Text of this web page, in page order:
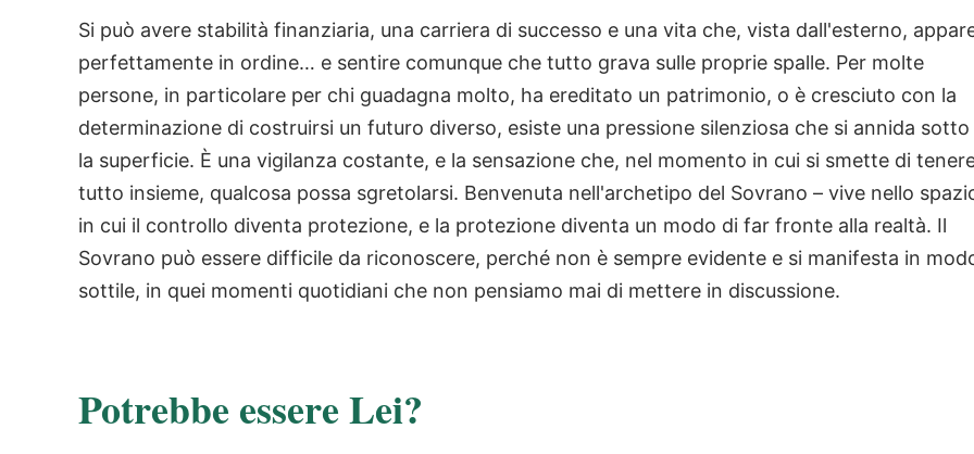
Si può avere stabilità finanziaria, una carriera di successo e una vita che, vista dall'esterno,
perfettamente in ordine… e sentire comunque che tutto grava sulle proprie spalle. Per molte
persone, in particolare per chi guadagna molto, ha ereditato un patrimonio, o è cresciuto con la
determinazione di costruirsi un futuro diverso, esiste una pressione silenziosa che si annida sotto
la superficie. È una vigilanza costante, e la sensazione che, nel momento in cui si smette di
tutto insieme, qualcosa possa sgretolarsi. Benvenuta nell'archetipo del Sovrano – vive nello
in cui il controllo diventa protezione, e la protezione diventa un modo di far fronte alla realtà. Il
Sovrano può essere difficile da riconoscere, perché non è sempre evidente e si manifesta in
sottile, in quei momenti quotidiani che non pensiamo mai di mettere in discussione.
Potrebbe essere Lei?